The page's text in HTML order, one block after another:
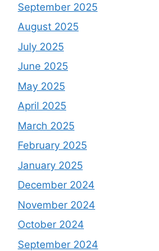
September 2025
August 2025
July 2025
June 2025
May 2025
April 2025
March 2025
February 2025
January 2025
December 2024
November 2024
October 2024
September 2024